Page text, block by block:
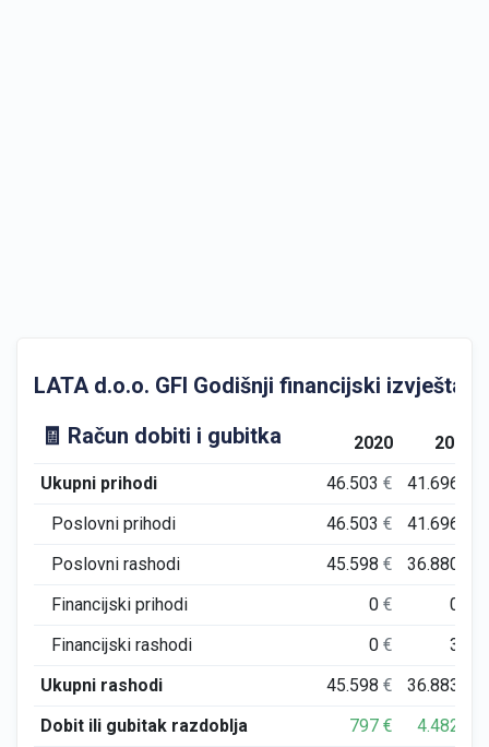
LATA d.o.o. GFI Godišnji financijski izvještaji
🧾 Račun dobiti i gubitka
2020
2021
Ukupni prihodi
46.503€ 41.696
Poslovni prihodi
46.503€ 41.696
Poslovni rashodi
45.598€ 36.880
Financijski prihodi
0€ 0
Financijski rashodi
0€ 3
Ukupni rashodi
45.598€ 36.883
Dobit ili gubitak razdoblja
797€ 4.482